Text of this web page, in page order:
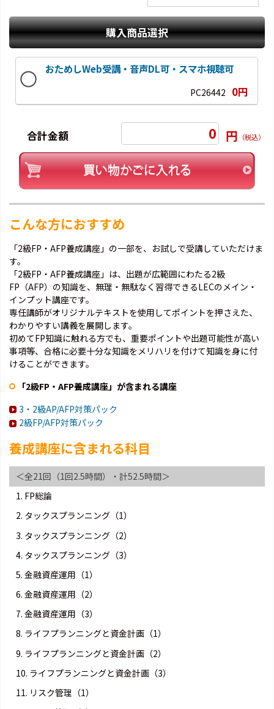
購入商品選択
おためしWeb受講・音声DL可・スマホ視聴可
PC26442 0円
合計金額 0 円 （税込）
こんな方におすすめ
「2級FP・AFP養成講座」の一部を、お試しで受講していただけま
す。
「2級FP・AFP養成講座」は、出題が広範囲にわたる2級
FP（AFP）の知識を、無理・無駄なく習得できるLECのメイン・
インプット講座です。
専任講師がオリジナルテキストを使用してポイントを押さえた、
わかりやすい講義を展開します。
初めてFP知識に触れる方でも、重要ポイントや出題可能性が高い
事項等、合格に必要十分な知識をメリハリを付けて知識を身に付
けることができます。
「2級FP・AFP養成講座」が含まれる講座
3・2級AP/AFP対策パック
2級FP/AFP対策パック
養成講座に含まれる科目
＜全21回（1回2.5時間）・計52.5時間＞
1. FP総論
2. タックスプランニング（1）
3. タックスプランニング（2）
4. タックスプランニング（3）
5. 金融資産運用（1）
6. 金融資産運用（2）
7. 金融資産運用（3）
8. ライフプランニングと資金計画（1）
9. ライフプランニングと資金計画（2）
10. ライフプランニングと資金計画（3）
11. リスク管理（1）